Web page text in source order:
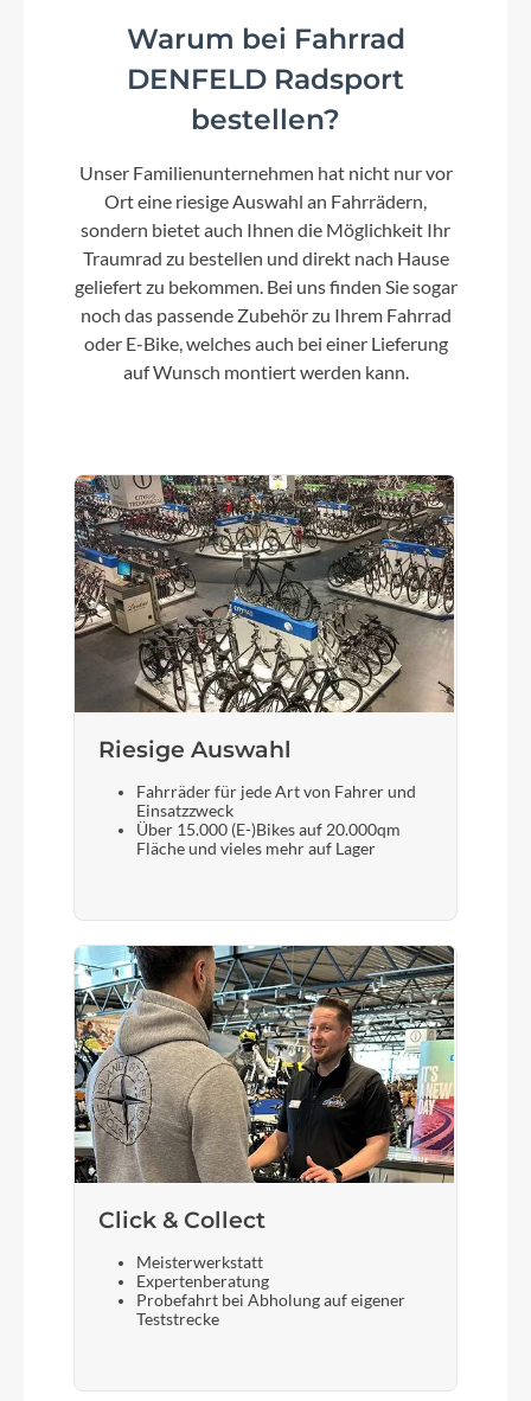
Warum bei Fahrrad
DENFELD Radsport
bestellen?
Unser Familienunternehmen hat nicht nur vor
Ort eine riesige Auswahl an Fahrrädern,
sondern bietet auch Ihnen die Möglichkeit Ihr
Traumrad zu bestellen und direkt nach Hause
geliefert zu bekommen. Bei uns finden Sie sogar
noch das passende Zubehör zu Ihrem Fahrrad
oder E-Bike, welches auch bei einer Lieferung
auf Wunsch montiert werden kann.
Riesige Auswahl
Fahrräder für jede Art von Fahrer und
Einsatzzweck
Über 15.000 (E-)Bikes auf 20.000qm
Fläche und vieles mehr auf Lager
Click & Collect
Meisterwerkstatt
Expertenberatung
Probefahrt bei Abholung auf eigener
Teststrecke